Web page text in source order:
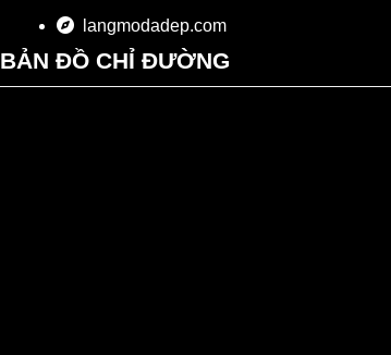
langmodadep.com
BẢN ĐỒ CHỈ ĐƯỜNG